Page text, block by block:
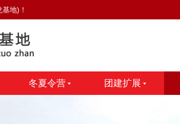
地)！
冬夏令营 团建扩展